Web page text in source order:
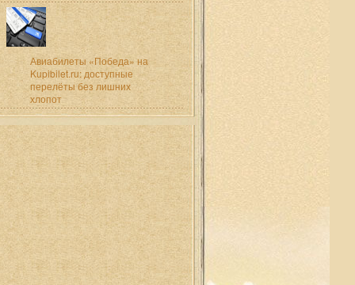
Авиабилеты «Победа» на
Kupibilet.ru: доступные
перелёты без лишних
хлопот